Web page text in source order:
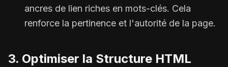
ancres de lien riches en mots-clés. Cela
renforce la pertinence et l'autorité de la page.
3. Optimiser la Structure HTML